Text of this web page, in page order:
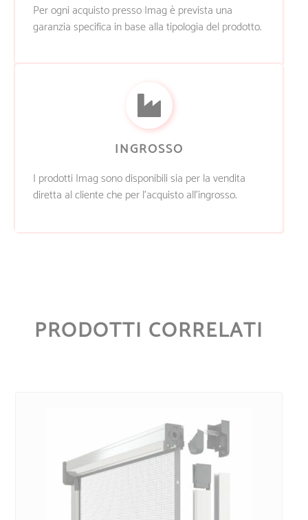
Per ogni acquisto presso Imag è prevista una
garanzia specifica in base alla tipologia del prodotto.
INGROSSO
I prodotti Imag sono disponibili sia per la vendita
diretta al cliente che per l’acquisto all’ingrosso.
PRODOTTI CORRELATI